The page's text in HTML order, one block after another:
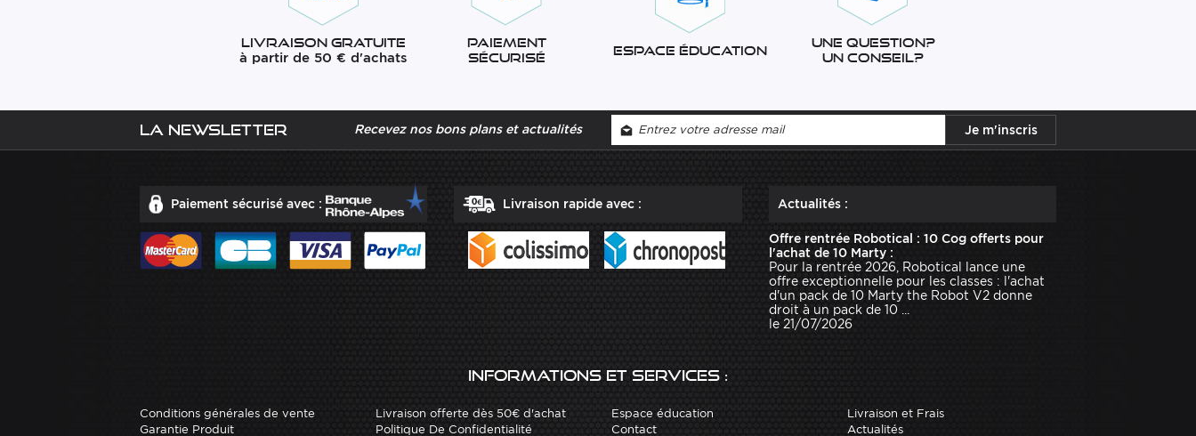
Livraison gratuite
à partir de 50 € d'achats
Paiement
sécurisé
Espace éducation
Une question?
Un conseil?
La newsletter Recevez nos bons plans et actualités
Paiement sécurisé avec : Livraison rapide avec : Actualités :
Offre rentrée Robotical : 10 Cog offerts pour
l'achat de 10 Marty :
Pour la rentrée 2026, Robotical lance une
offre exceptionnelle pour les classes : l'achat
d'un pack de 10 Marty the Robot V2 donne
droit à un pack de 10 ...
le 21/07/2026
Informations et services :
Conditions générales de vente Livraison offerte dès 50€ d'achat Espace éducation
Livraison et Frais
Garantie Produit
Politique De Confidentialité Contact Actualités